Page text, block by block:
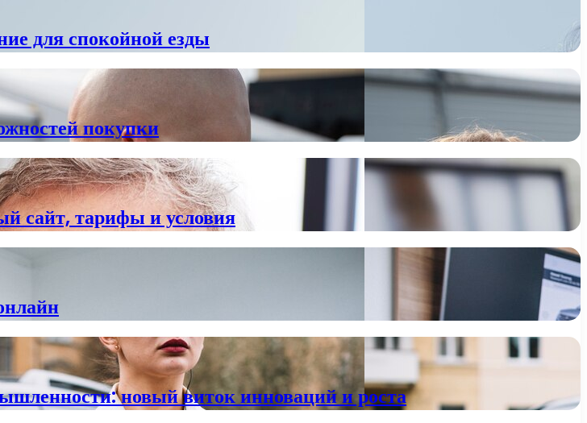
для спокойной езды
покупки
сайт, тарифы и условия
новый виток инноваций и роста